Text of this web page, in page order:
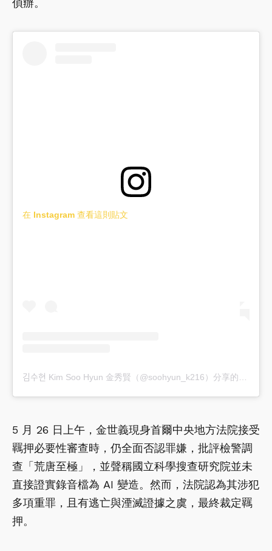
偵辦。
在 Instagram 查看這則貼文
5 月 26 日上午，金世義現身首爾中央地方法院接受
羈押必要性審查時，仍全面否認罪嫌，批評檢警調
查「荒唐至極」，並聲稱國立科學搜查研究院並未
直接證實錄音檔為 AI 變造。然而，法院認為其涉犯
多項重罪，且有逃亡與湮滅證據之虞，最終裁定羈
押。